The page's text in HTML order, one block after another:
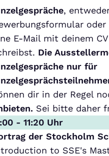
,
E-Mail mit deinem
Die
nur für
dir in der Regel
Sei bitte daher
- 11:20 Uhr
der Stockholm
to SSE's